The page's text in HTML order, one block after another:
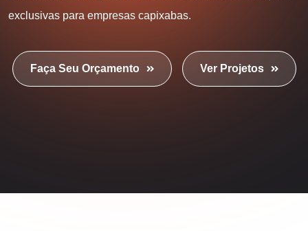
exclusivas para empresas capixabas.
Faça Seu Orçamento Ver Projetos